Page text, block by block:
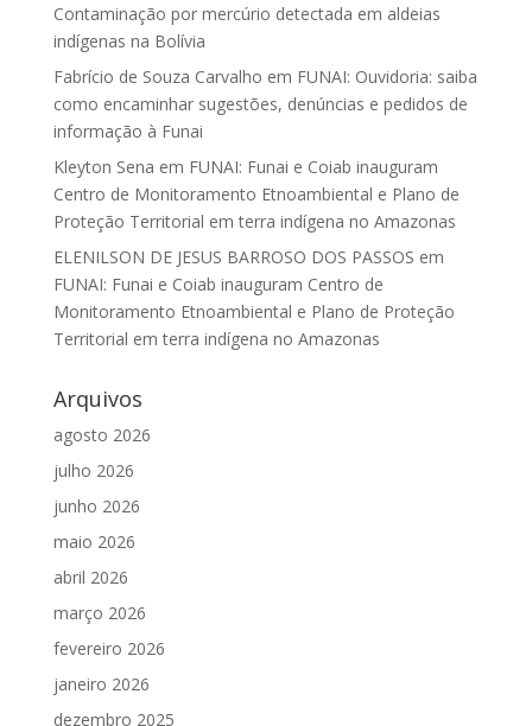
Contaminação por mercúrio detectada em aldeias
indígenas na Bolívia
Fabrício de Souza Carvalho em FUNAI: Ouvidoria: saiba
como encaminhar sugestões, denúncias e pedidos de
informação à Funai
Kleyton Sena em FUNAI: Funai e Coiab inauguram
Centro de Monitoramento Etnoambiental e Plano de
Proteção Territorial em terra indígena no Amazonas
ELENILSON DE JESUS BARROSO DOS PASSOS em
FUNAI: Funai e Coiab inauguram Centro de
Monitoramento Etnoambiental e Plano de Proteção
Territorial em terra indígena no Amazonas
Arquivos
agosto 2026
julho 2026
junho 2026
maio 2026
abril 2026
março 2026
fevereiro 2026
janeiro 2026
dezembro 2025